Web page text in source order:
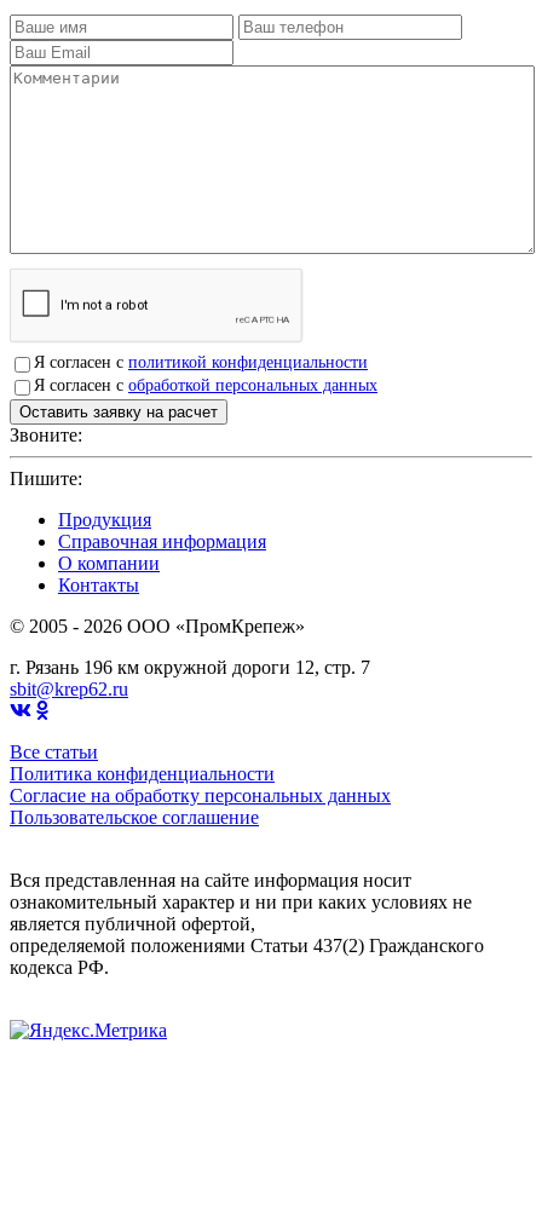
Я согласен с политикой конфиденциальности
Я согласен с обработкой персональных данных
Звоните:
Пишите:
Продукция
Справочная информация
О компании
Контакты
© 2005 - 2026 OOO «ПромКрепеж»
г. Рязань 196 км окружной дороги 12, стр. 7
sbit@krep62.ru
Все статьи
Политика конфиденциальности
Согласие на обработку персональных данных
Пользовательское соглашение
Вся представленная на сайте информация носит
ознакомительный характер и ни при каких условиях не
является публичной офертой,
определяемой положениями Статьи 437(2) Гражданского
кодекса РФ.